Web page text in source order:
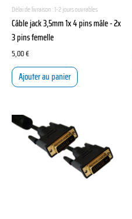
Délai de livraison :1-2 jours ouvrables
Câble jack 3,5mm 1x 4 pins mâle - 2x
3 pins femelle
5,00€
Ajouter au panier